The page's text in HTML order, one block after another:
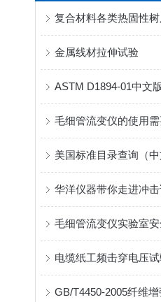
复合材料各类热固性
金属线材拉伸试验
美国标准目录查询（
毛细管流变仪实验室
电缆纸工频击穿电压